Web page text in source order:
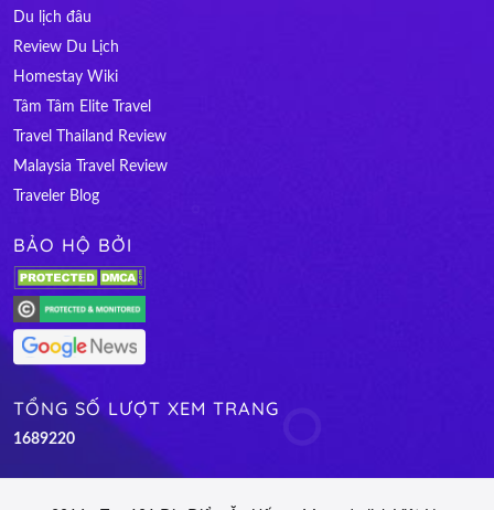
Du lịch đâu
Review Du Lịch
Homestay Wiki
Tâm Tâm Elite Travel
Travel Thailand Review
Malaysia Travel Review
Traveler Blog
BẢO HỘ BỞI
TỔNG SỐ LƯỢT XEM TRANG
1689220